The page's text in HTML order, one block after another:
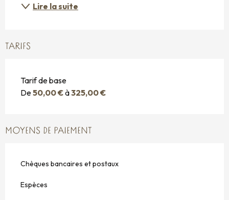
Lire la suite
TARIFS
Tarif de base
De50,00 €à325,00 €
MOYENS DE PAIEMENT
Chèques bancaires et postaux
Espèces